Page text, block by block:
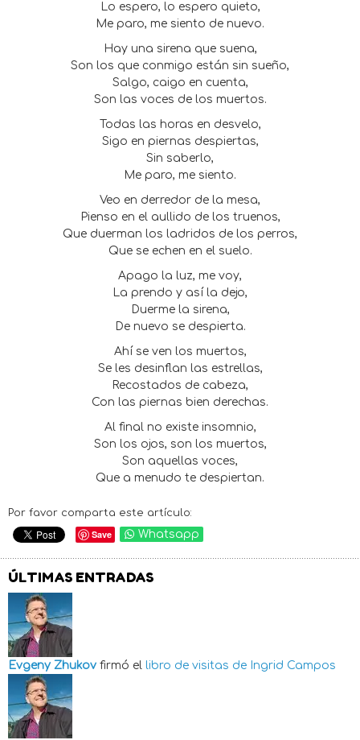
Lo espero, lo espero quieto,
Me paro, me siento de nuevo.
Hay una sirena que suena,
Son los que conmigo están sin sueño,
Salgo, caigo en cuenta,
Son las voces de los muertos.
Todas las horas en desvelo,
Sigo en piernas despiertas,
Sin saberlo,
Me paro, me siento.
Veo en derredor de la mesa,
Pienso en el aullido de los truenos,
Que duerman los ladridos de los perros,
Que se echen en el suelo.
Apago la luz, me voy,
La prendo y así la dejo,
Duerme la sirena,
De nuevo se despierta.
Ahí se ven los muertos,
Se les desinflan las estrellas,
Recostados de cabeza,
Con las piernas bien derechas.
Al final no existe insomnio,
Son los ojos, son los muertos,
Son aquellas voces,
Que a menudo te despiertan.
Por favor comparta este artículo:
Save Whatsapp
ÚLTIMAS ENTRADAS
Evgeny Zhukov firmó el libro de visitas de Ingrid Campos